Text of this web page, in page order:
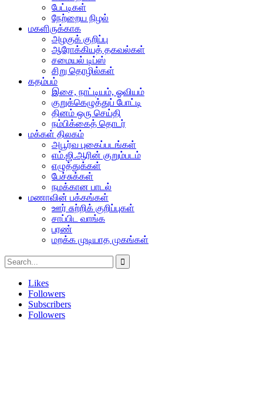
பேட்டிகள்
நேற்றைய நிழல்
மகளிருக்காக
அழகுக் குறிப்பு
ஆரோக்கியத் தகவல்கள்
சமையல் டிப்ஸ்
சிறு தொழில்கள்
கதம்பம்
இசை, நாட்டியம், ஓவியம்
குறுக்கெழுத்துப் போட்டி
தினம் ஒரு செய்தி
நம்பிக்கைத் தொடர்
மக்கள் திலகம்
அபூர்வ புகைப்படங்கள்
எம்.ஜி.ஆரின் குறும்படம்
எழுத்துக்கள்
பேச்சுக்கள்
நமக்கான பாடல்
மணாவின் பக்கங்கள்
ஊர் சுற்றிக் குறிப்புகள்
சாப்பிட வாங்க
பரண்
மறக்க முடியாத முகங்கள்
Likes
Followers
Subscribers
Followers